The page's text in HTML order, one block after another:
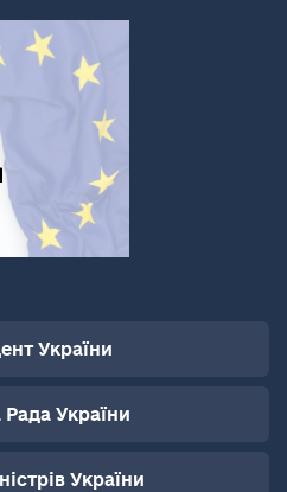
України
Рада України
України